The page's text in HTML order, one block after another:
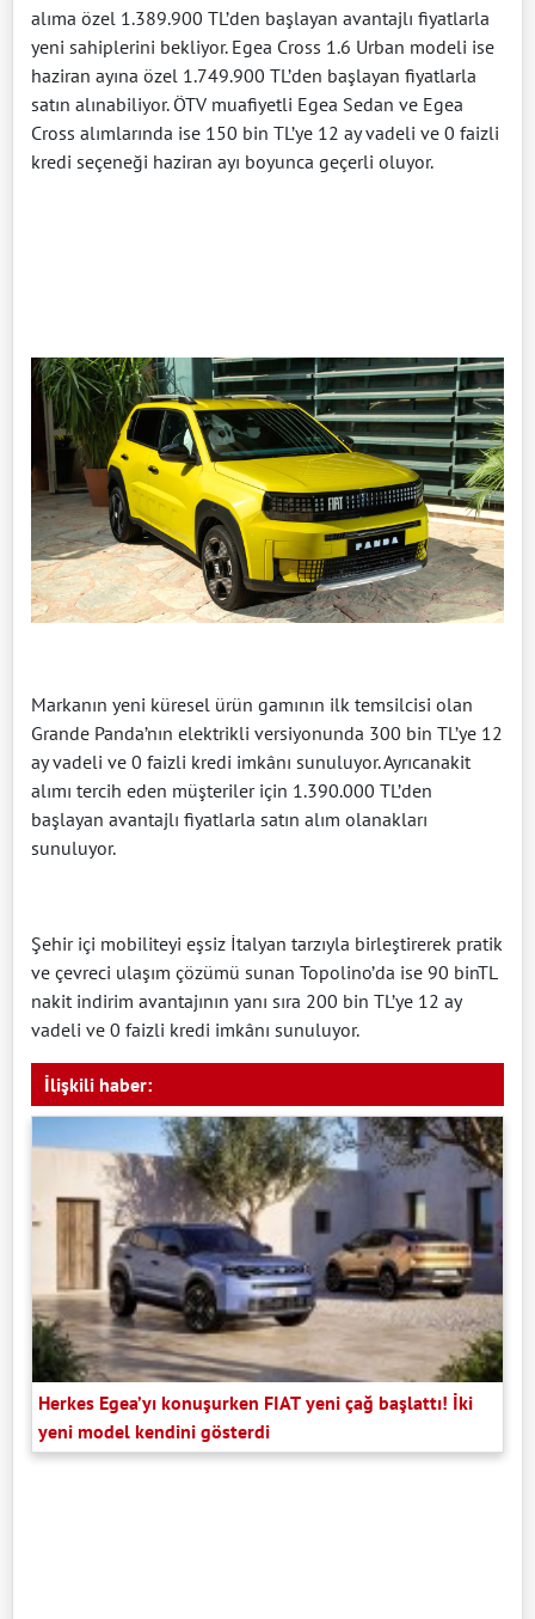
alıma özel 1.389.900 TL’den başlayan avantajlı fiyatlarla
yeni sahiplerini bekliyor. Egea Cross 1.6 Urban modeli ise
haziran ayına özel 1.749.900 TL’den başlayan fiyatlarla
satın alınabiliyor. ÖTV muafiyetli Egea Sedan ve Egea
Cross alımlarında ise 150 bin TL’ye 12 ay vadeli ve 0 faizli
kredi seçeneği haziran ayı boyunca geçerli oluyor.
Markanın yeni küresel ürün gamının ilk temsilcisi olan
Grande Panda’nın elektrikli versiyonunda 300 bin TL’ye 12
ay vadeli ve 0 faizli kredi imkânı sunuluyor. Ayrıcanakit
alımı tercih eden müşteriler için 1.390.000 TL’den
başlayan avantajlı fiyatlarla satın alım olanakları
sunuluyor.
Şehir içi mobiliteyi eşsiz İtalyan tarzıyla birleştirerek pratik
ve çevreci ulaşım çözümü sunan Topolino’da ise 90 binTL
nakit indirim avantajının yanı sıra 200 bin TL’ye 12 ay
vadeli ve 0 faizli kredi imkânı sunuluyor.
İlişkili haber:
Herkes Egea’yı konuşurken FIAT yeni çağ başlattı! İki
yeni model kendini gösterdi